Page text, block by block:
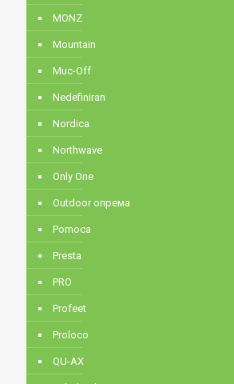
MONZ
Mountain
Muc-Off
Nedefiniran
Nordica
Northwave
Only One
Outdoor опрема
Pomoca
Presta
PRO
Profeet
Proloco
QU-AX